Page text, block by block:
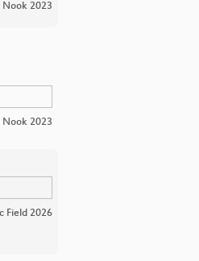
Nook 2023
Nook 2023
Field 2026